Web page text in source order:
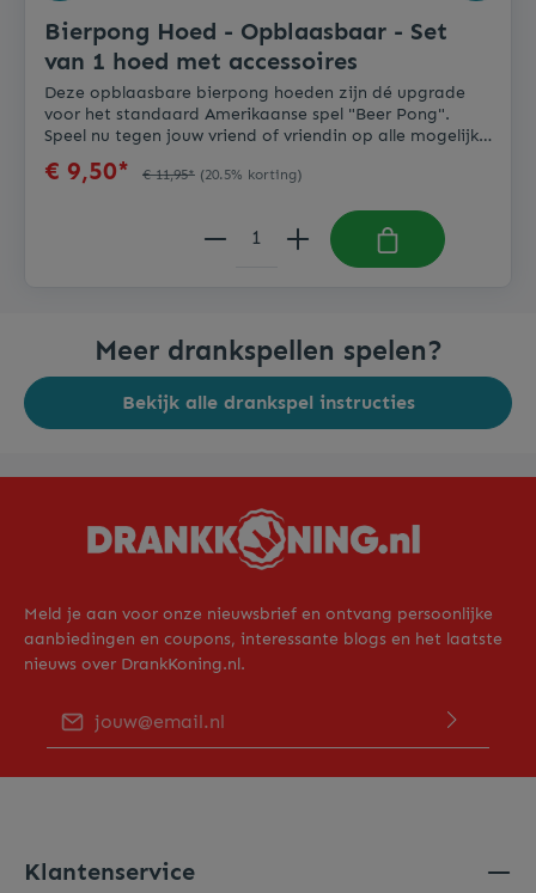
Bierpong Hoed - Opblaasbaar - Set
van 1 hoed met accessoires
Deze opblaasbare bierpong hoeden zijn dé upgrade
voor het standaard Amerikaanse spel "Beer Pong".
Speel nu tegen jouw vriend of vriendin op alle mogelijke
locaties. De hoed is makkelijk bruikbaar en comfortabel
op het hoofd. Wordt geleverd als set van 1 bier pong
€ 9,50* € 11,95* (20.5% korting)
Meer drankspellen spelen?
Bekijk alle drankspel instructies
Meld je aan voor onze nieuwsbrief en ontvang persoonlijke
aanbiedingen en coupons, interessante blogs en het laatste
nieuws over DrankKoning.nl.
Klantenservice